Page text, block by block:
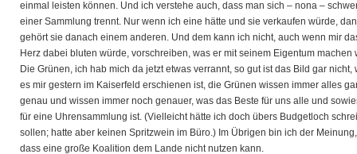
einmal leisten können. Und ich verstehe auch, dass man sich – nona –
einer Sammlung trennt. Nur wenn ich eine hätte und sie verkaufen würde,
gehört sie danach einem anderen. Und dem kann ich nicht, auch wenn mir
Herz dabei bluten würde, vorschreiben, was er mit seinem Eigentum machen
Die Grünen, ich hab mich da jetzt etwas verrannt, so gut ist das Bild gar nicht,
es mir gestern im Kaiserfeld erschienen ist, die Grünen wissen immer alles
genau und wissen immer noch genauer, was das Beste für uns alle und
für eine Uhrensammlung ist. (Vielleicht hätte ich doch übers Budgetloch
sollen; hatte aber keinen Spritzwein im Büro.) Im Übrigen bin ich der Meinung,
dass eine große Koalition dem Lande nicht nutzen kann.